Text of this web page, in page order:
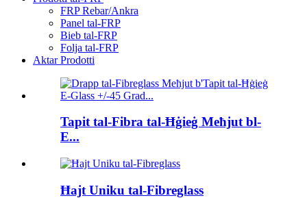
FRP Rebar/Ankra
Panel tal-FRP
Bieb tal-FRP
Folja tal-FRP
Aktar Prodotti
Tapit tal-Fibra tal-Ħġieġ Meħjut bl-
E...
Ħajt Uniku tal-Fibreglass